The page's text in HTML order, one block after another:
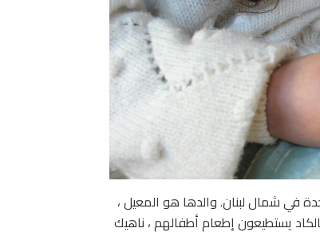
في شمال لبنان. والدها هو المعيل ،
يستطيعون إطعام أطفالهم ، ناهيك